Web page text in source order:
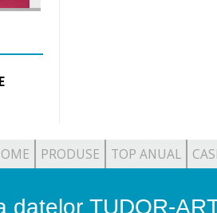
PRODUSE TOP ANUAL
datelor TUDOR-